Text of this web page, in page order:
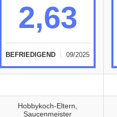
2,63
BEFRIEDIGEND 09/2025
Hobbykoch-Eltern,
Saucenmeister